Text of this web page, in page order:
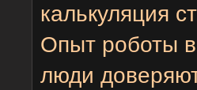
калькуляция
Опыт роботы
люди